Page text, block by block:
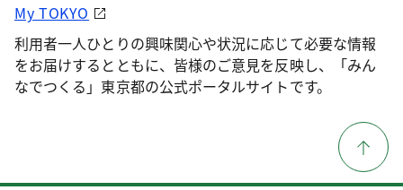
My TOKYO
利用者一人ひとりの興味関心や状況に応じて必要な情報
をお届けするとともに、皆様のご意見を反映し、「みん
なでつくる」東京都の公式ポータルサイトです。